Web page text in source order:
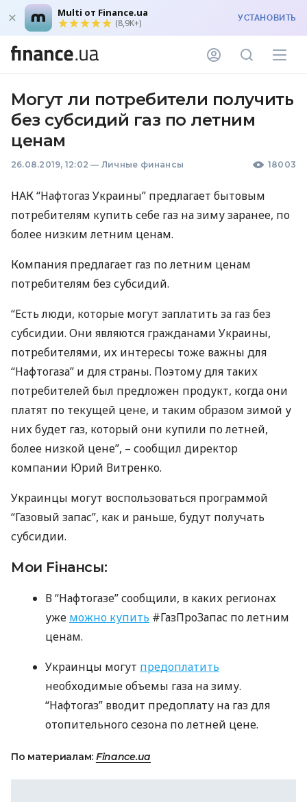
Multi от Finance.ua
(8,9K+) УСТАНОВИТЬ
Могут ли потребители получить
без субсидий газ по летним
ценам
26.08.2019, 12:02 — Личные финансы 18003
НАК“Нафтогаз Украины” предлагает бытовым
потребителям купить себе газ на зиму заранее, по
более низким летним ценам.
Компания предлагает газ по летним ценам
потребителям без субсидий.
“Есть люди, которые могут заплатить за газ без
субсидии. Они являются гражданами Украины,
потребителями, их интересы тоже важны для
“Нафтогаза” и для страны. Поэтому для таких
потребителей был предложен продукт, когда они
платят по текущей цене, и таким образом зимой у
них будет газ, который они купили по летней,
более низкой цене”, – сообщил директор
компании Юрий Витренко.
Украинцы могут воспользоваться программой
“Газовый запас”, как и раньше, будут получать
субсидии.
Мои Fiнансы:
В “Нафтогазе” сообщили, в каких регионах
уже можно купить #ГазПроЗапас по летним
ценам.
Украинцы могут предоплатить
необходимые объемы газа на зиму.
“Нафтогаз” вводит предоплату на газ для
отопительного сезона по летней цене.
По материалам: Finance.ua